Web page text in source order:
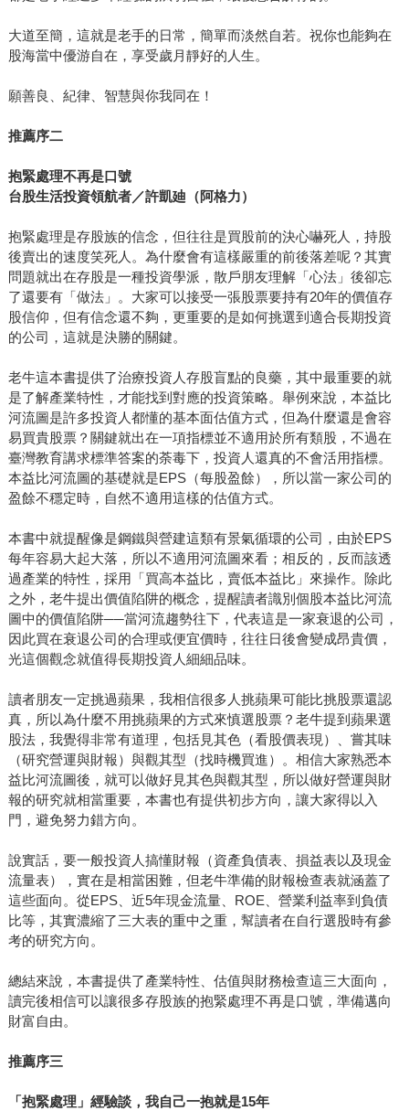
大道至簡，這就是老手的日常，簡單而淡然自若。祝你也能夠在
股海當中優游自在，享受歲月靜好的人生。
願善良、紀律、智慧與你我同在！
推薦序二
抱緊處理不再是口號
台股生活投資領航者／許凱廸（阿格力）
抱緊處理是存股族的信念，但往往是買股前的決心嚇死人，持股
後賣出的速度笑死人。為什麼會有這樣嚴重的前後落差呢？其實
問題就出在存股是一種投資學派，散戶朋友理解「心法」後卻忘
了還要有「做法」。大家可以接受一張股票要持有20年的價值存
股信仰，但有信念還不夠，更重要的是如何挑選到適合長期投資
的公司，這就是決勝的關鍵。
老牛這本書提供了治療投資人存股盲點的良藥，其中最重要的就
是了解產業特性，才能找到對應的投資策略。舉例來說，本益比
河流圖是許多投資人都懂的基本面估值方式，但為什麼還是會容
易買貴股票？關鍵就出在一項指標並不適用於所有類股，不過在
臺灣教育講求標準答案的荼毒下，投資人還真的不會活用指標。
本益比河流圖的基礎就是EPS（每股盈餘），所以當一家公司的
盈餘不穩定時，自然不適用這樣的估值方式。
本書中就提醒像是鋼鐵與營建這類有景氣循環的公司，由於EPS
每年容易大起大落，所以不適用河流圖來看；相反的，反而該透
過產業的特性，採用「買高本益比，賣低本益比」來操作。除此
之外，老牛提出價值陷阱的概念，提醒讀者識別個股本益比河流
圖中的價值陷阱──當河流趨勢往下，代表這是一家衰退的公司，
因此買在衰退公司的合理或便宜價時，往往日後會變成昂貴價，
光這個觀念就值得長期投資人細細品味。
讀者朋友一定挑過蘋果，我相信很多人挑蘋果可能比挑股票還認
真，所以為什麼不用挑蘋果的方式來慎選股票？老牛提到蘋果選
股法，我覺得非常有道理，包括見其色（看股價表現）、嘗其味
（研究營運與財報）與觀其型（找時機買進）。相信大家熟悉本
益比河流圖後，就可以做好見其色與觀其型，所以做好營運與財
報的研究就相當重要，本書也有提供初步方向，讓大家得以入
門，避免努力錯方向。
說實話，要一般投資人搞懂財報（資產負債表、損益表以及現金
流量表），實在是相當困難，但老牛準備的財報檢查表就涵蓋了
這些面向。從EPS、近5年現金流量、ROE、營業利益率到負債
比等，其實濃縮了三大表的重中之重，幫讀者在自行選股時有參
考的研究方向。
總結來說，本書提供了產業特性、估值與財務檢查這三大面向，
讀完後相信可以讓很多存股族的抱緊處理不再是口號，準備邁向
財富自由。
推薦序三
「抱緊處理」經驗談，我自己一抱就是15年